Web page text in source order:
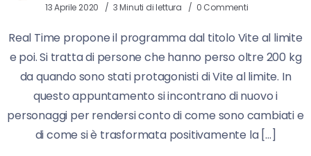
13 Aprile 2020 3 Minuti di lettura 0 Commenti
Real Time propone il programma dal titolo Vite al limite
e poi. Si tratta di persone che hanno perso oltre 200 kg
da quando sono stati protagonisti di Vite al limite. In
questo appuntamento si incontrano di nuovo i
personaggi per rendersi conto di come sono cambiati e
di come si è trasformata positivamente la […]